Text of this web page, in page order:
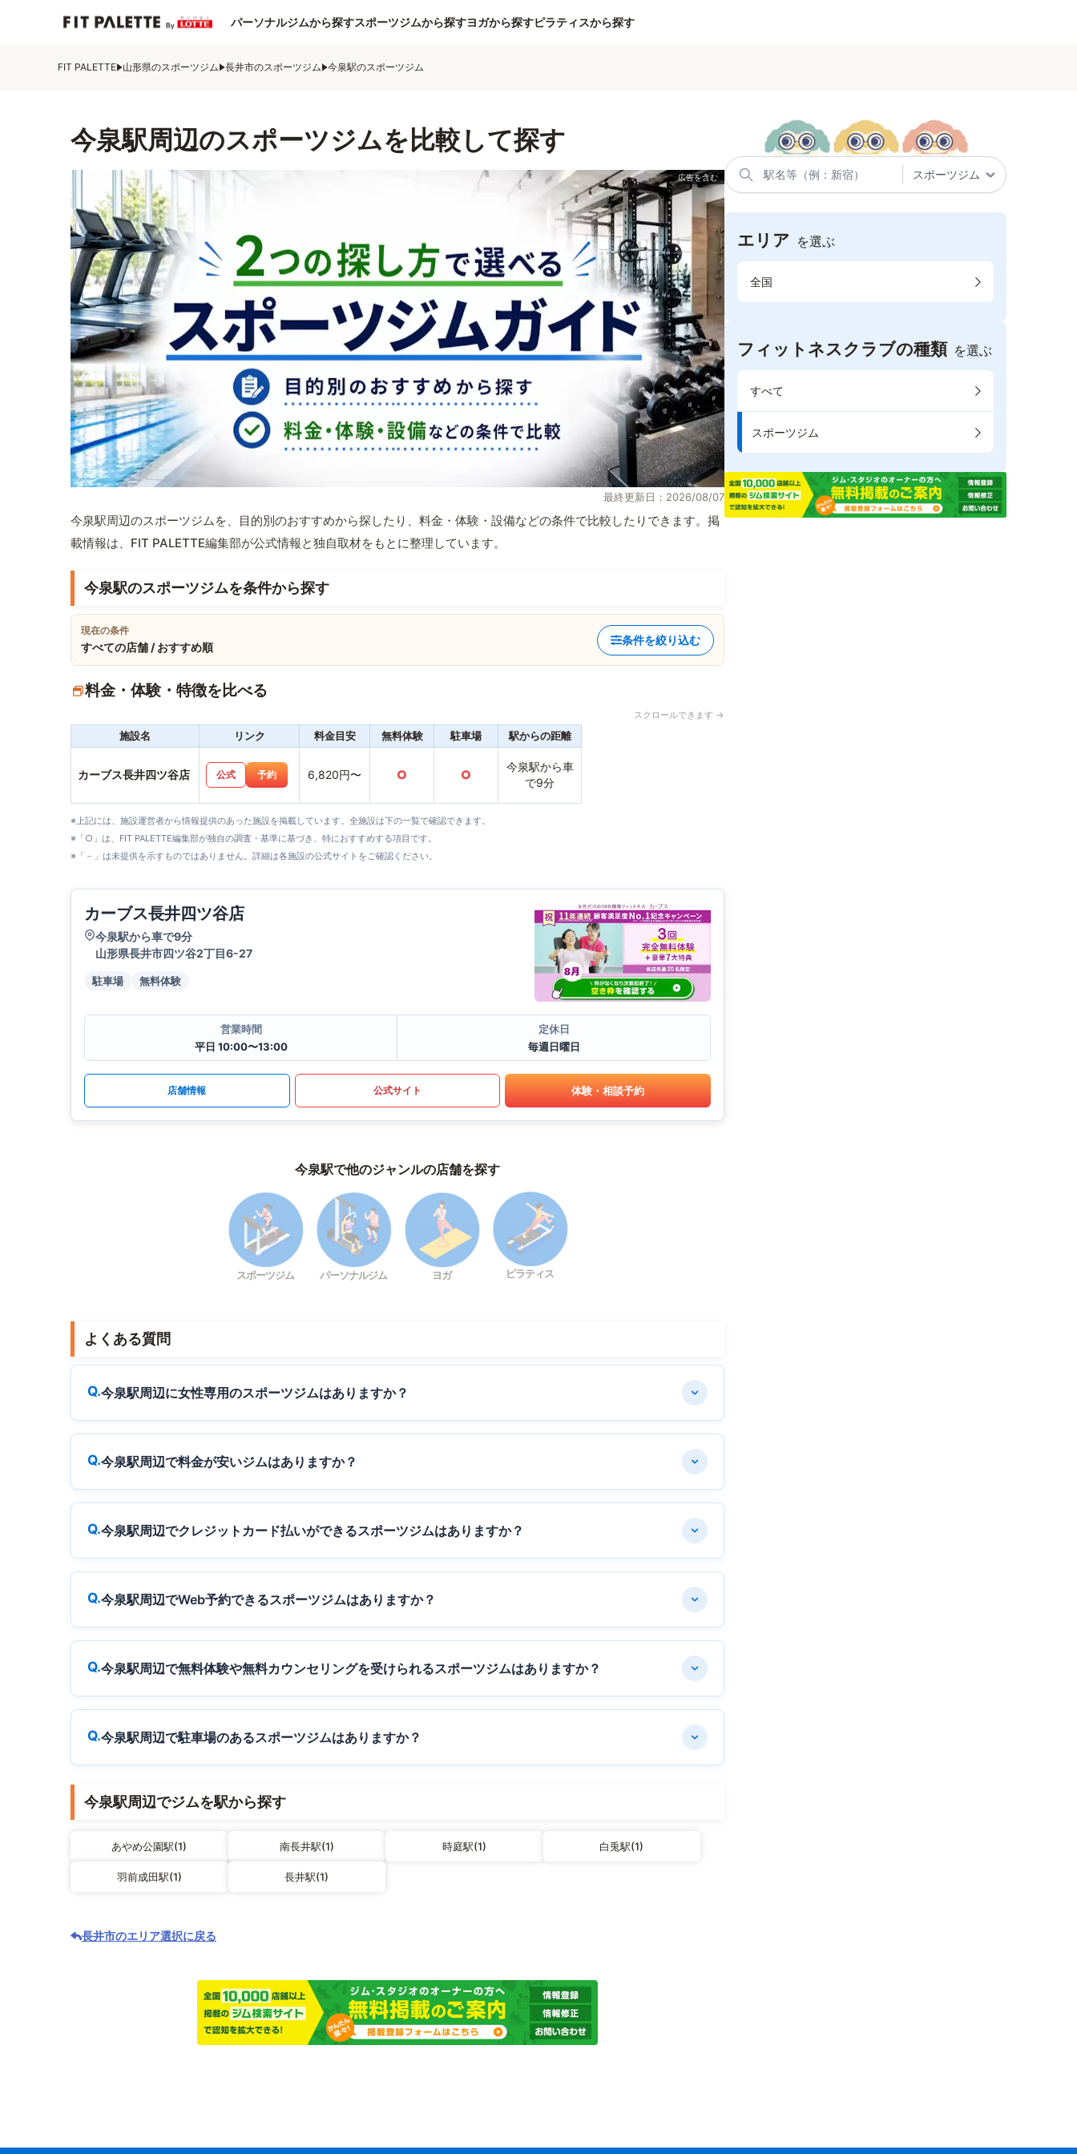
パーソナルジムから探すスポーツジムから探すヨガから探すピラティスから探す
FIT PALETTE 山形県のスポーツジム 長井市のスポーツジム 今泉駅のスポーツジム
今泉駅周辺のスポーツジムを比較して探す
最終更新日：2026/08/07
今泉駅周辺のスポーツジムを、目的別のおすすめから探したり、料金・体験・設備などの条件で比較したりできます。掲
載情報は、FIT PALETTE編集部が公式情報と独自取材をもとに整理しています。
今泉駅のスポーツジムを条件から探す
現在の条件
すべての店舗 / おすすめ順
条件を絞り込む
料金・体験・特徴を比べる
スクロールできます →
施設名 リンク 料金目安 無料体験 駐車場 駅からの距離
カーブス長井四ツ谷店 公式 予約 6,820円〜 ○ ○
今泉駅から車
で9分
※上記には、施設運営者から情報提供のあった施設を掲載しています。全施設は下の一覧で確認できます。
※「○」は、FIT PALETTE編集部が独自の調査・基準に基づき、特におすすめする項目です。
※「－」は未提供を示すものではありません。詳細は各施設の公式サイトをご確認ください。
カーブス長井四ツ谷店
今泉駅から車で9分
山形県長井市四ツ谷2丁目6-27
駐車場 無料体験
営業時間
平日 10:00〜13:00
定休日
毎週日曜日
店舗情報 公式サイト 体験・相談予約
今泉駅で他のジャンルの店舗を探す
スポーツジム パーソナルジム ヨガ ピラティス
よくある質問
今泉駅周辺に女性専用のスポーツジムはありますか？
今泉駅周辺で料金が安いジムはありますか？
今泉駅周辺でクレジットカード払いができるスポーツジムはありますか？
今泉駅周辺でWeb予約できるスポーツジムはありますか？
今泉駅周辺で無料体験や無料カウンセリングを受けられるスポーツジムはありますか？
今泉駅周辺で駐車場のあるスポーツジムはありますか？
今泉駅周辺でジムを駅から探す
あやめ公園駅(1) 南長井駅(1) 時庭駅(1) 白兎駅(1)
羽前成田駅(1) 長井駅(1)
長井市のエリア選択に戻る
エリア を選ぶ
全国
フィットネスクラブの種類 を選ぶ
すべて
スポーツジム